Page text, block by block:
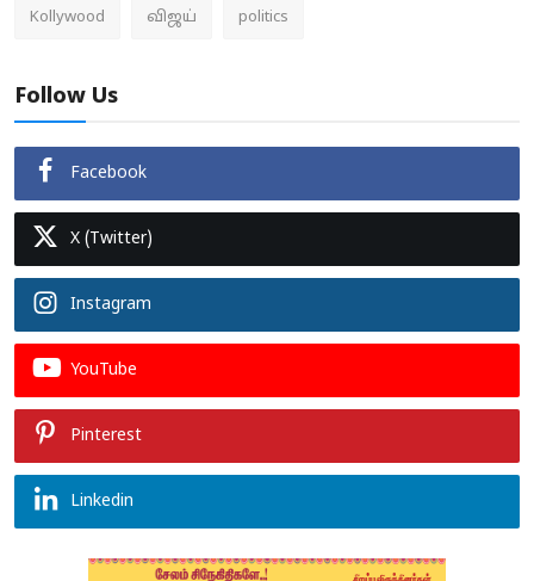
Kollywood விஜய் politics
Follow Us
Facebook
X (Twitter)
Instagram
YouTube
Pinterest
Linkedin